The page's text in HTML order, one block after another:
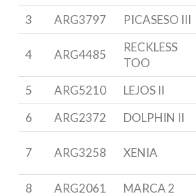
3 ARG3797 PICASESO III
4 ARG4485
RECKLESS
TOO
5
ARG5210 LEJOS II
6
ARG2372 DOLPHIN II
7 ARG3258 XENIA
8
ARG2061 MARCA 2